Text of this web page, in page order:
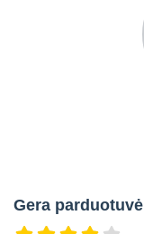
Gera parduotuvė